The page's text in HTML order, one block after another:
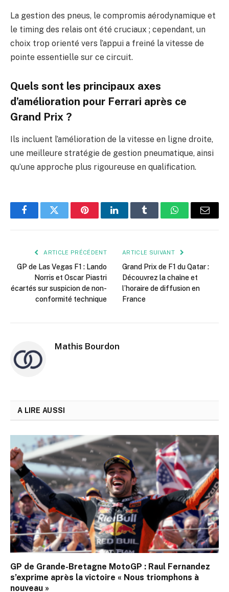
La gestion des pneus, le compromis aérodynamique et
le timing des relais ont été cruciaux ; cependant, un
choix trop orienté vers l’appui a freiné la vitesse de
pointe essentielle sur ce circuit.
Quels sont les principaux axes
d’amélioration pour Ferrari après ce
Grand Prix ?
Ils incluent l’amélioration de la vitesse en ligne droite,
une meilleure stratégie de gestion pneumatique, ainsi
qu’une approche plus rigoureuse en qualification.
FacebookTwitter PinterestLinkedInTumblr WhatsApp
E-
ARTICLE PRÉCÉDENT
GP de Las Vegas F1 : Lando
Norris et Oscar Piastri
écartés sur suspicion de non-
conformité technique
ARTICLE SUIVANT
Grand Prix de F1 du Qatar :
Découvrez la chaîne et
l’horaire de diffusion en
France
Mathis Bourdon
A LIRE AUSSI
GP de Grande-Bretagne MotoGP : Raul Fernandez
s’exprime après la victoire « Nous triomphons à
nouveau »